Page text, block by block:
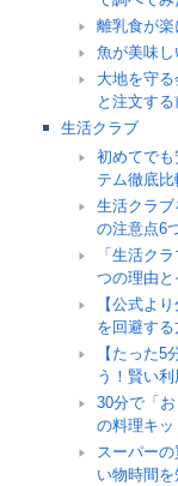
離乳食が
魚が美味
大地を守
と注文す
生活クラブ
初めてで
テム徹底比
生活クラ
の注意点6
「生活ク
つの理由と
【公式よ
を回避する
【たった
う！賢い
30分で「
の料理キ
スーパー
い物時間